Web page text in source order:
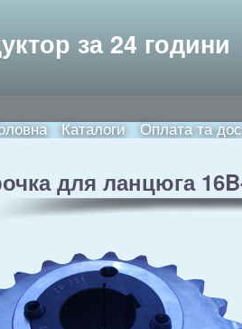
content
електродвигуни
за 24 години
menu
Каталоги Оплата та
для ланцюга